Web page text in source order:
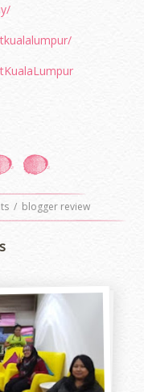
/ blogger review